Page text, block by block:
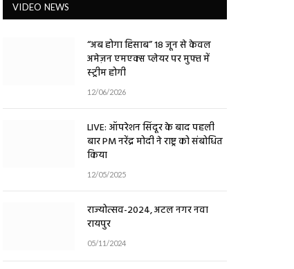
VIDEO NEWS
“अब होगा हिसाब” 18 जून से केवल
अमेज़न एमएक्स प्लेयर पर मुफ्त में
स्ट्रीम होगी
12/06/2026
LIVE: ऑपरेशन सिंदूर के बाद पहली
बार PM नरेंद्र मोदी ने राष्ट्र को संबोधित
किया
12/05/2025
राज्योत्सव-2024, अटल नगर नवा
रायपुर
05/11/2024